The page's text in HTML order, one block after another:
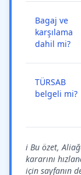
Bagaj ve
karşılama
dahil mi?
TÜRSAB
belgeli mi?
ℹ️ Bu özet,
kararını
için sayfanın